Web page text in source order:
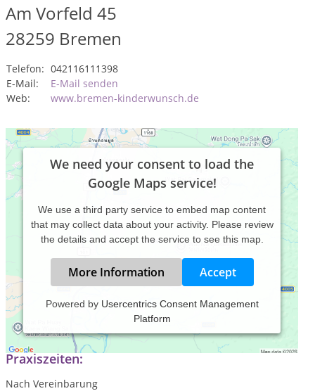
Am Vorfeld 45
28259 Bremen
Telefon: 042116111398
E-Mail:
E-Mail senden
Web:
www.bremen-kinderwunsch.de
We need your consent to load the
Google Maps service!
We use a third party service to embed map content
that may collect data about your activity. Please review
the details and accept the service to see this map.
More Information Accept
Powered by Usercentrics Consent Management
Platform
Behandlung von Frauen in allen Lebensphasen
Praxiszeiten:
Nach Vereinbarung